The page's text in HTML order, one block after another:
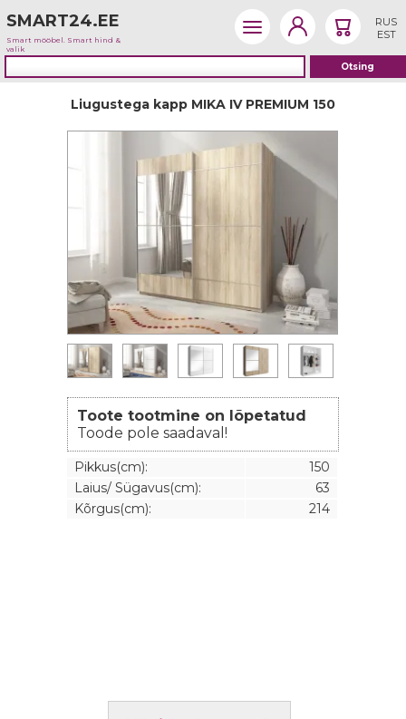
SMART24.EE
Smart mööbel. Smart hind &
valik
RUS
EST
Liugustega kapp MIKA IV PREMIUM 150
Toote tootmine on lõpetatud
Toode pole saadaval!
Pikkus(cm):
150
Laius/ Sügavus(cm):
63
Kõrgus(cm):
214